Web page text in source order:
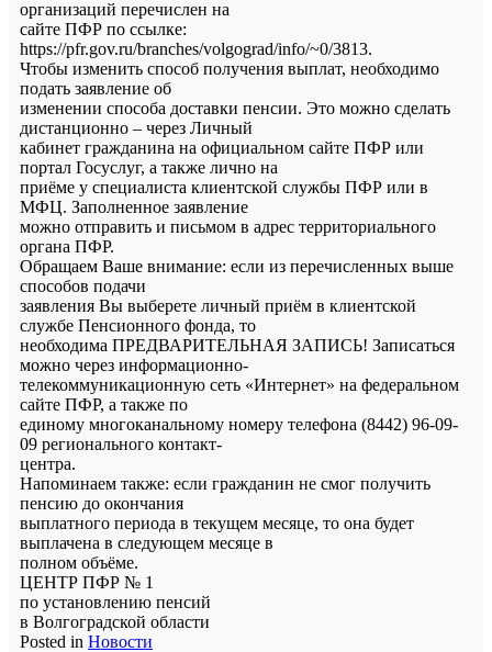
организаций перечислен на
сайте ПФР по ссылке:
https://pfr.gov.ru/branches/volgograd/info/~0/3813.
Чтобы изменить способ получения выплат, необходимо
подать заявление об
изменении способа доставки пенсии. Это можно сделать
дистанционно – через Личный
кабинет гражданина на официальном сайте ПФР или
портал Госуслуг, а также лично на
приёме у специалиста клиентской службы ПФР или в
МФЦ. Заполненное заявление
можно отправить и письмом в адрес территориального
органа ПФР.
Обращаем Ваше внимание: если из перечисленных выше
способов подачи
заявления Вы выберете личный приём в клиентской
службе Пенсионного фонда, то
необходима ПРЕДВАРИТЕЛЬНАЯ ЗАПИСЬ! Записаться
можно через информационно-
телекоммуникационную сеть «Интернет» на федеральном
сайте ПФР, а также по
единому многоканальному номеру телефона (8442) 96-09-
09 регионального контакт-
центра.
Напоминаем также: если гражданин не смог получить
пенсию до окончания
выплатного периода в текущем месяце, то она будет
выплачена в следующем месяце в
полном объёме.
ЦЕНТР ПФР № 1
по установлению пенсий
в Волгоградской области
Posted in Новости